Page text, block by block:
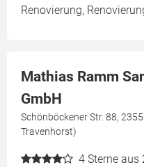
Renovierung,
Mathias Ramm
GmbH
Schönböckener Str. 88,
Travenhorst)
4 Sterne aus